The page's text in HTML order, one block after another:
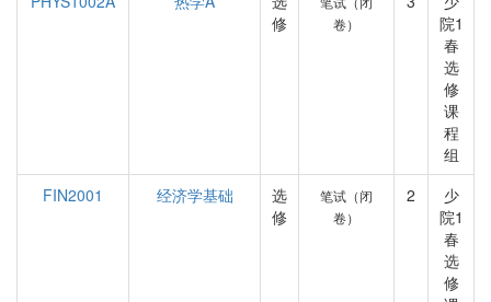
修
卷）
院1
春
选
修
课
程
组
FIN2001
经济学基础
选
修
笔试（闭
卷）
2
少
院1
春
选
修